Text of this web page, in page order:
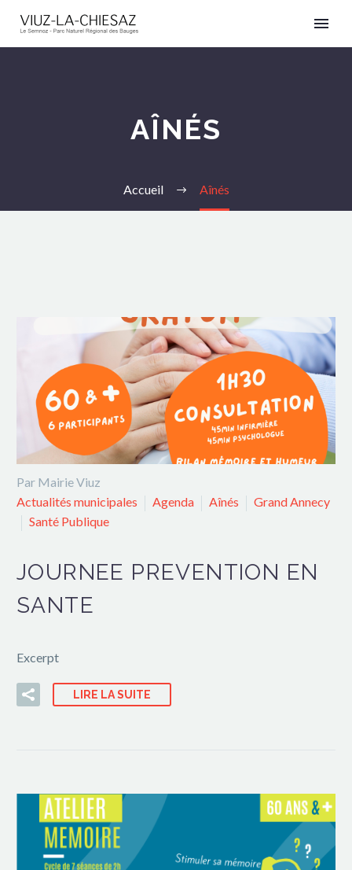
AÎNÉS
Accueil Aînés
Par Mairie Viuz
Actualités municipales
Agenda Aînés
Grand Annecy
Santé Publique
JOURNEE PREVENTION EN
SANTE
Excerpt
LIRE LA SUITE